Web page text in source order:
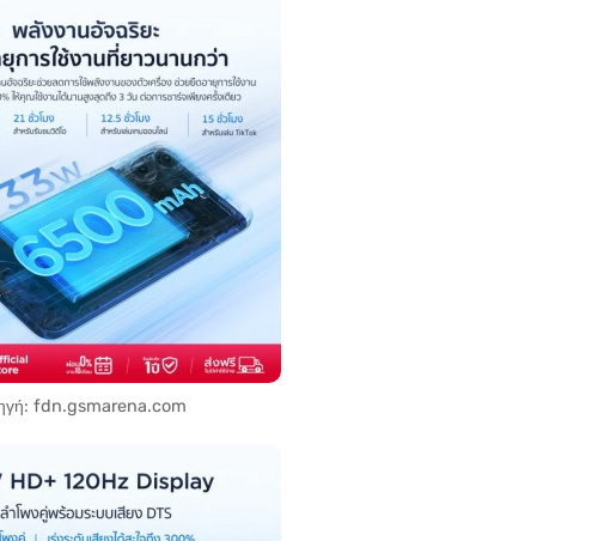
fdn.gsmarena.com